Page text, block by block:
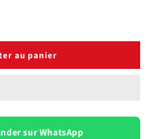
au panier
sur WhatsApp